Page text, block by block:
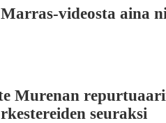
videosta aina
Murenan
seuraksi